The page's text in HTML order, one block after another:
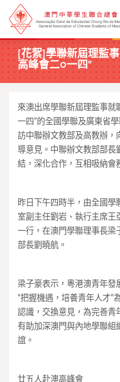
[花絮]學聯新屆理監
高峰會二○一四”
來澳出席學聯新屆理監事就
一四”的全國學聯及廣東省
訪中聯辦文教部及高教辦，
導意見。中聯辦文教部部長
結，深化合作，互相吸納會
昨日下午四時半，由全國
室副主任劉岩、執行主席王
一行，在澳門學聯理事長梁
部長劉曉航。
梁子豪表示，粵港澳青年發
“把握機遇，培養青年人才”
認識，交換意見，為完善青
有助加深澳門與內地學聯組
誼。
廿五人赴澳高峰會